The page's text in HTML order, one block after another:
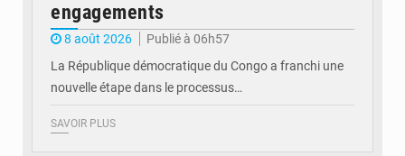
engagements
8 août 2026
Publié à 06h57
La République démocratique du Congo a franchi une
nouvelle étape dans le processus…
SAVOIR PLUS